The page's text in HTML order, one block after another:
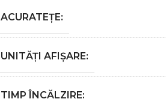
ACURATEȚE:
UNITĂȚI AFIȘARE:
TIMP ÎNCĂLZIRE: